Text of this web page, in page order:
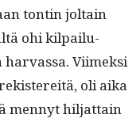
ton­tin joltain
ohi kil­pailu­
Viimek­si
oli aika
men­nyt hil­jat­tain